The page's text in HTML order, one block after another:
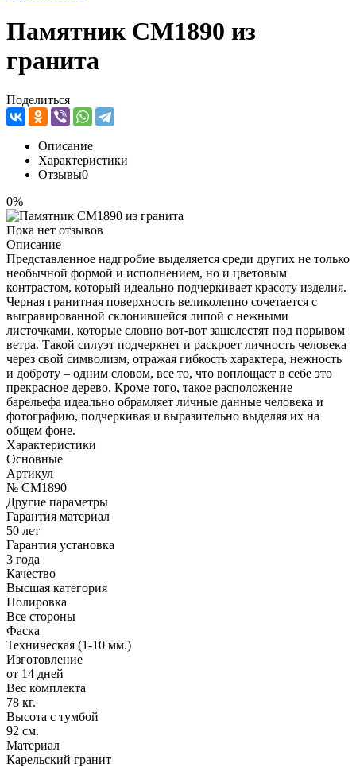
Памятник CM1890 из
гранита
Поделиться
Описание
Характеристики
Отзывы0
0%
Пока нет отзывов
Описание
Представленное надгробие выделяется среди других не только
необычной формой и исполнением, но и цветовым
контрастом, который идеально подчеркивает красоту изделия.
Черная гранитная поверхность великолепно сочетается с
выгравированной склонившейся липой с нежными
листочками, которые словно вот-вот зашелестят под порывом
ветра. Такой силуэт подчеркнет и раскроет личность человека
через свой символизм, отражая гибкость характера, нежность
и доброту – одним словом, все то, что воплощает в себе это
прекрасное дерево. Кроме того, такое расположение
барельефа идеально обрамляет личные данные человека и
фотографию, подчеркивая и выразительно выделяя их на
общем фоне.
Характеристики
Основные
Артикул
№ CM1890
Другие параметры
Гарантия материал
50 лет
Гарантия установка
3 года
Качество
Высшая категория
Полировка
Все стороны
Фаска
Техническая (1-10 мм.)
Изготовление
от 14 дней
Вес комплекта
78 кг.
Высота с тумбой
92 см.
Материал
Карельский гранит